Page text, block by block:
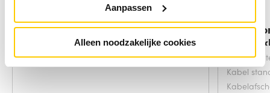
Aanpassen
Alleen noodzakelijke cookies
Microconnect CAB-TEST11
netwerkkabel
Kabel